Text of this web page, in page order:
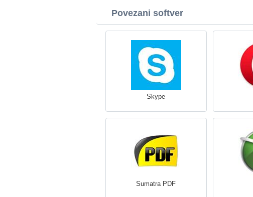
Povezani softver
Skype
Sumatra PDF